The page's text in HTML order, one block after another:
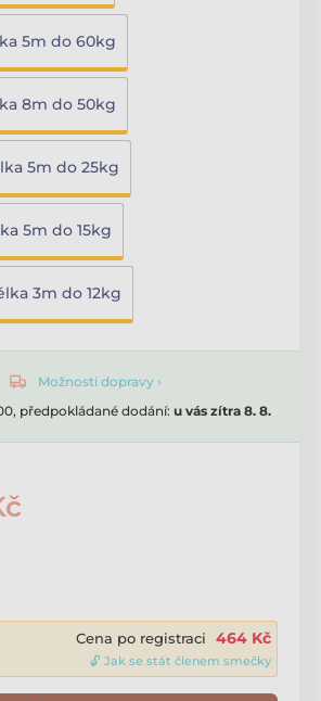
5m do 60kg
8m do 50kg
5m do 25kg
5m do 15kg
3m do 12kg
Možnosti dopravy ›
předpokládané dodání: u vás zítra 8. 8.
Cena po registraci 464 Kč
🔓 Jak se stát členem smečky